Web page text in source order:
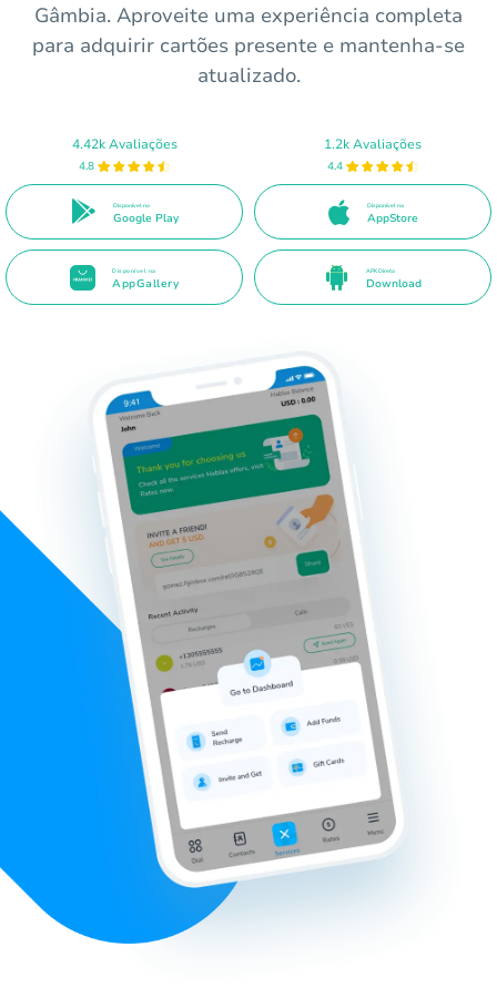
Gâmbia. Aproveite uma experiência completa
para adquirir cartões presente e mantenha-se
atualizado.
4.42k Avaliações
4.8
Disponível no
Google Play
1.2k Avaliações
4.4
Disponível na
AppStore
Disponível na
AppGallery
APK Direto
Download